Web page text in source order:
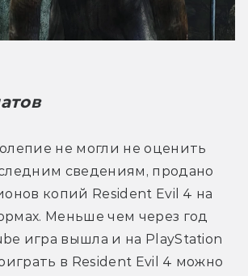
не могли не оценить
сведениям, продано
копий Resident Evil 4 на
Меньше чем через год
игра вышла и на PlayStation
в Resident Evil 4 можно